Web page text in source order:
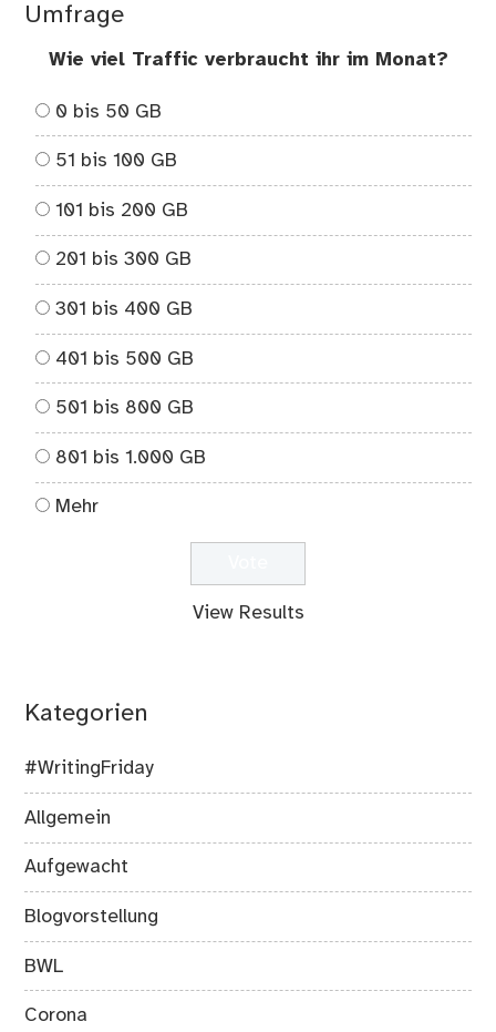
Umfrage
Wie viel Traffic verbraucht ihr im Monat?
0 bis 50 GB
51 bis 100 GB
101 bis 200 GB
201 bis 300 GB
301 bis 400 GB
401 bis 500 GB
501 bis 800 GB
801 bis 1.000 GB
Mehr
View Results
Kategorien
#WritingFriday
Allgemein
Aufgewacht
Blogvorstellung
BWL
Corona